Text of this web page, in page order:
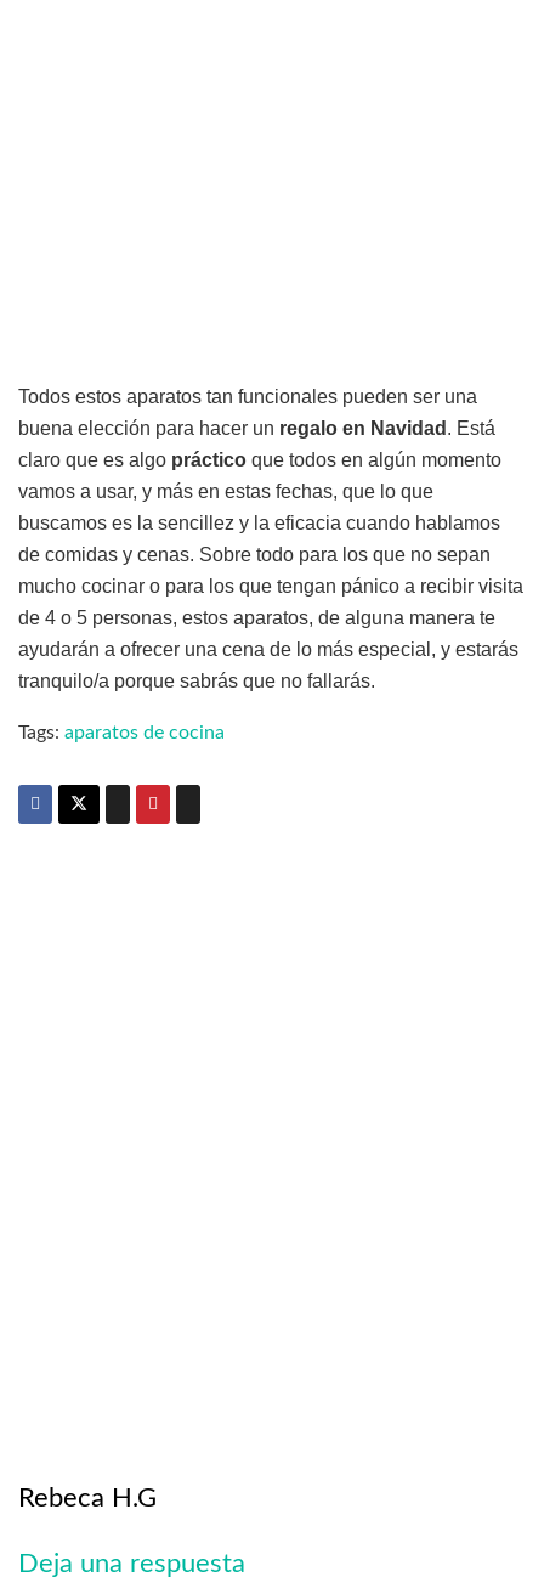
Todos estos aparatos tan funcionales pueden ser una
buena elección para hacer un regalo en Navidad . Está
claro que es algo práctico que todos en algún momento
vamos a usar, y más en estas fechas, que lo que
buscamos es la sencillez y la eficacia cuando hablamos
de comidas y cenas. Sobre todo para los que no sepan
mucho cocinar o para los que tengan pánico a recibir visita
de 4 o 5 personas, estos aparatos, de alguna manera te
ayudarán a ofrecer una cena de lo más especial, y estarás
tranquilo/a porque sabrás que no fallarás.
Tags: aparatos de cocina
Rebeca H.G
Deja una respuesta